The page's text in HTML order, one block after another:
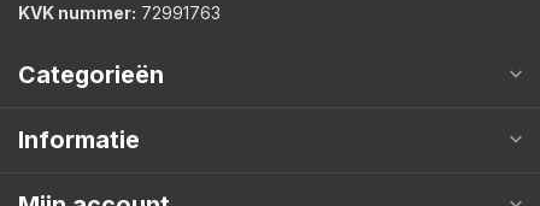
KVK nummer: 72991763
Categorieën
Informatie